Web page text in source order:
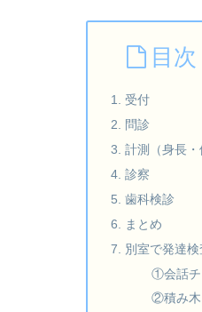
目次
1. 受付
2. 問診
3. 計測（身長・
4. 診察
5. 歯科検診
6. まとめ
7. 別室で発達検
①会話チ
②積み木